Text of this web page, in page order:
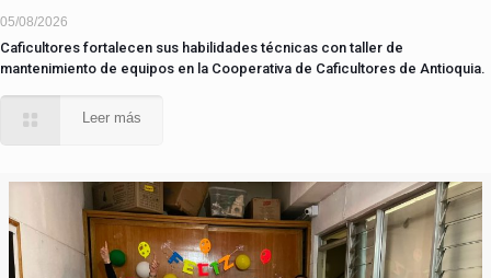
05/08/2026
Caficultores fortalecen sus habilidades técnicas con taller de
mantenimiento de equipos en la Cooperativa de Caficultores de Antioquia.
Leer más